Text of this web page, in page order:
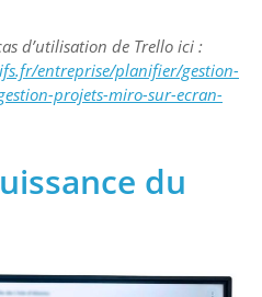
d’utilisation de Trello ici :
entreprise/planifier/gestion-
projets-miro-sur-ecran-
du